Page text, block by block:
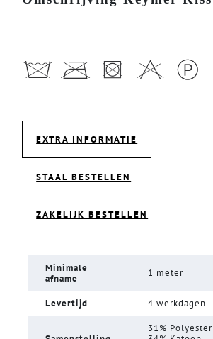
EXTRA INFORMATIE
STAAL BESTELLEN
ZAKELIJK BESTELLEN
Minimale
afname
1 meter
Levertijd 4 werkdagen
31% Polyester